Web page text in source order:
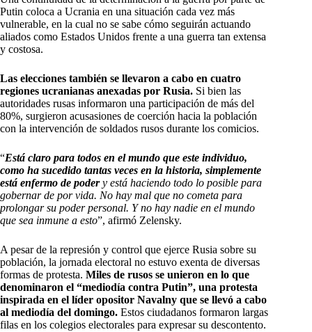
Putin coloca a Ucrania en una situación cada vez más
vulnerable, en la cual no se sabe cómo seguirán actuando
aliados como Estados Unidos frente a una guerra tan extensa
y costosa.
Las elecciones también se llevaron a cabo en cuatro
regiones ucranianas anexadas por Rusia. Si bien las
autoridades rusas informaron una participación de más del
80%, surgieron acusasiones de coerción hacia la población
con la intervención de soldados rusos durante los comicios.
“Está claro para todos en el mundo que este individuo,
como ha sucedido tantas veces en la historia, simplemente
está enfermo de podery está haciendo todo lo posible para
gobernar de por vida. No hay mal que no cometa para
prolongar su poder personal. Y no hay nadie en el mundo
que sea inmune a esto”, afirmó Zelensky.
A pesar de la represión y control que ejerce Rusia sobre su
población, la jornada electoral no estuvo exenta de diversas
formas de protesta. Miles de rusos se unieron en lo que
denominaron el “mediodía contra Putin”, una protesta
inspirada en el líder opositor Navalny que se llevó a cabo
al mediodía del domingo. Estos ciudadanos formaron largas
filas en los colegios electorales para expresar su descontento.